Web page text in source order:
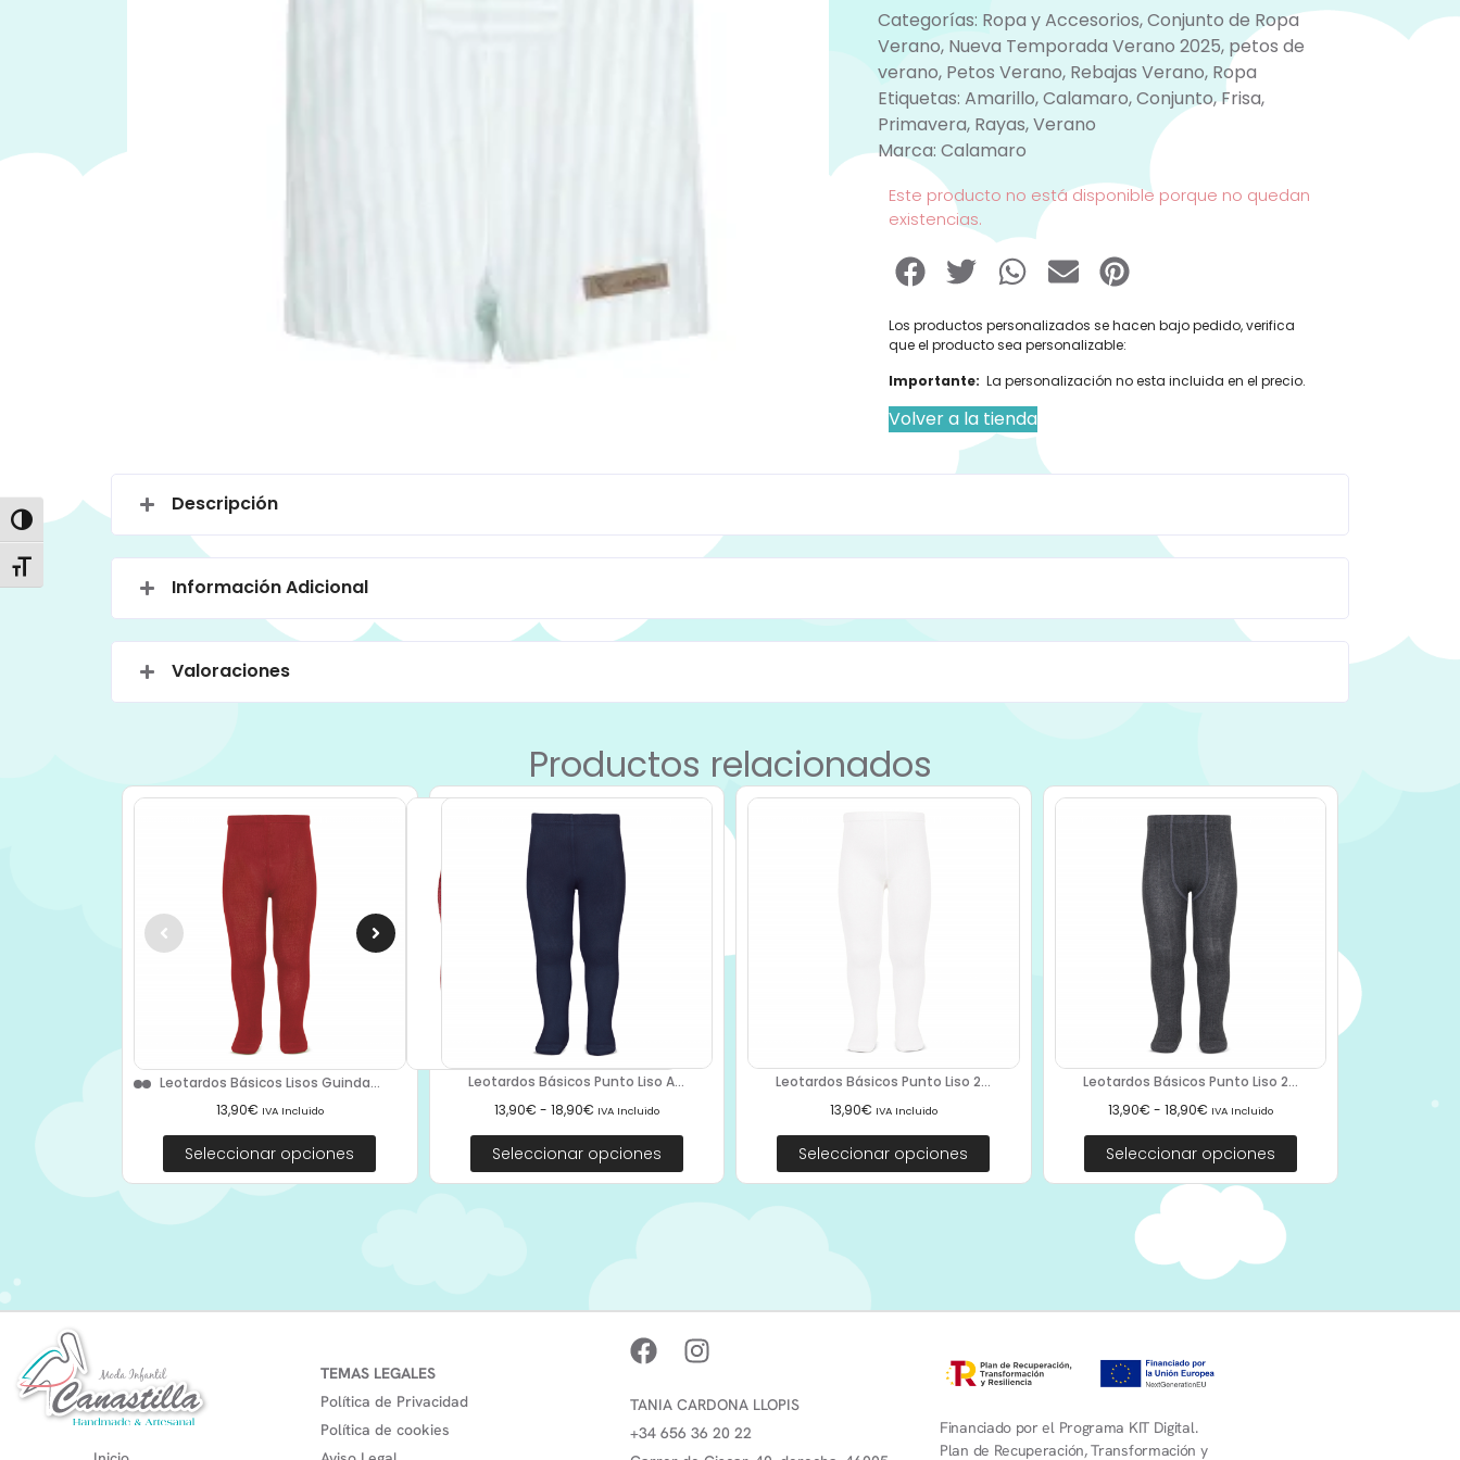
Alternar alto contraste
Alternar tamaño de letra
Categorías: Ropa y Accesorios,Conjunto de Ropa
Verano, Nueva Temporada Verano 2025, petos de
verano, Petos Verano, Rebajas Verano, Ropa
Etiquetas: Amarillo,Calamaro,Conjunto,Frisa,
Primavera, Rayas,Verano
Marca: Calamaro
Este producto no está disponible porque no quedan
existencias.
Los productos personalizados se hacen bajo pedido, verifica
que el producto sea personalizable:
Importante: La personalización no esta incluida en el precio.
Volver a la tienda
Descripción
Información Adicional
Valoraciones
Productos relacionados
Leotardos Básicos Lisos Guinda...
13,90€ IVA Incluido
Seleccionar opciones
Leotardos Básicos Punto Liso A...
13,90€ - 18,90€ IVA Incluido
Seleccionar opciones
Leotardos Básicos Punto Liso 2...
13,90€ IVA Incluido
Seleccionar opciones
Leotardos Básicos Punto Liso 2...
13,90€ - 18,90€ IVA Incluido
Seleccionar opciones
TEMAS LEGALES
Política de Privacidad
Política de cookies
TANIA CARDONA LLOPIS
+34 656 36 20 22
Financiado por el Programa KIT Digital.
Plan de Recuperación, Transformación y